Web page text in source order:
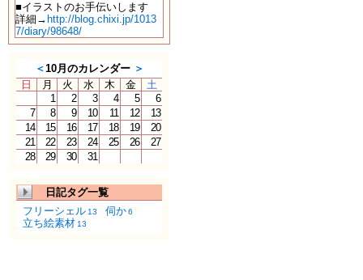
■イラストのお手伝いします
詳細→ http://blog.chixi.jp/1013
7/diary/98648/
＜10月のカレンダー ＞
日
月 火 水 木 金
土
1
2 3 4 5
6
7
8 9 10 11 12
13
14
15 16 17 18 19
20
21
22 23 24 25 26
27
28
29 30 31
日記タグ一覧
フリーシェル 13 伺か6
立ち絵素材 13